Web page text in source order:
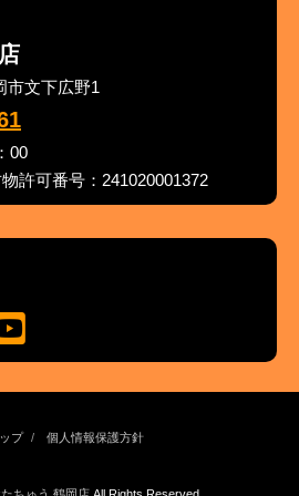
市文下広野1
00
許可番号：241020001372
プ 個人情報保護方針